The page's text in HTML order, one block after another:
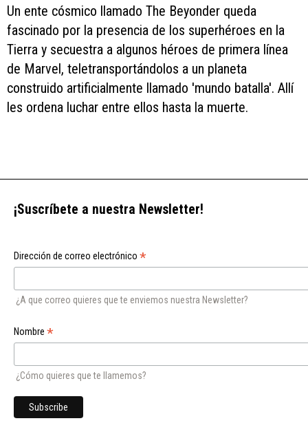
Un ente cósmico llamado The Beyonder queda
fascinado por la presencia de los superhéroes en la
Tierra y secuestra a algunos héroes de primera línea
de Marvel, teletransportándolos a un planeta
construido artificialmente llamado 'mundo batalla'. Allí
les ordena luchar entre ellos hasta la muerte.
¡Suscríbete a nuestra Newsletter!
Dirección de correo electrónico *
¿A que correo quieres que te enviemos nuestra Newsletter?
Nombre *
¿Cómo quieres que te llamemos?